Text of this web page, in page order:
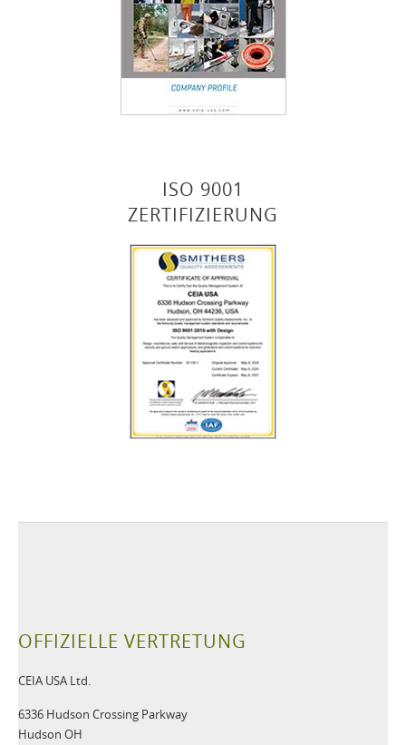
ISO 9001
ZERTIFIZIERUNG
OFFIZIELLE VERTRETUNG
CEIA USA Ltd.
6336 Hudson Crossing Parkway
Hudson OH